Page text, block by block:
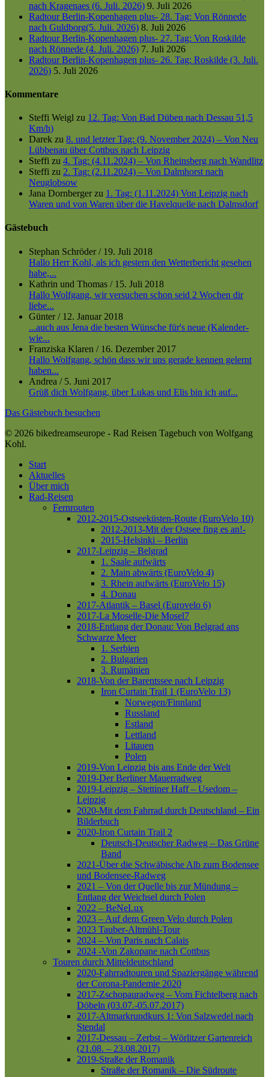
nach Kragenaes (6. Juli. 2026) 9. Juli 2026
Radtour Berlin-Kopenhagen plus- 28. Tag: Von Rönnede
nach Guldborg(5. Juli. 2026) 8. Juli 2026
Radtour Berlin-Kopenhagen plus- 27. Tag: Von Roskilde
nach Rönnede (4. Juli. 2026) 7. Juli 2026
Radtour Berlin-Kopenhagen plus- 26. Tag: Roskilde (3. Juli.
2026) 5. Juli 2026
Kommentare
Steffi Weigl zu 12. Tag: Von Bad Düben nach Dessau 51,5
Km/h)
Darek zu 8. und letzter Tag: (9. November 2024) – Von Neu
Lübbenau über Cottbus nach Leipzig
Steffi zu 4. Tag: (4.11.2024) – Von Rheinsberg nach Wandlitz
Steffi zu 2. Tag: (2.11.2024) – Von Dalmhorst nach
Neuglobsow
Jana Dornbergerzu 1. Tag: (1.11.2024) Von Leipzig nach
Waren und von Waren über die Havelquelle nach Dalmsdorf
Gästebuch
Stephan Schröder/ 19. Juli 2018
Hallo Herr Kohl, als ich gestern den Wetterbericht gesehen
habe,...
Kathrin und Thomas / 15. Juli 2018
Hallo Wolfgang, wir versuchen schon seid 2 Wochen dir
liebe...
Günter/ 12. Januar 2018
...auch aus Jena die besten Wünsche für's neue (Kalender-
wie...
Franziska Klaren / 16. Dezember 2017
Hallo Wolfgang, schön dass wir uns gerade kennen gelernt
haben...
Andrea / 5. Juni 2017
Grüß dich Wolfgang, über Lukas und Elis bin ich auf...
Das Gästebuch besuchen
© 2026 bikedreamseurope - Rad Reisen Tagebuch von Wolfgang
Kohl.
Close
Menu
Start
Aktuelles
Über mich
Rad-Reisen
Fernrouten
2012-2015-Ostseeküsten-Route (EuroVelo 10)
2012-2013-Mit der Ostsee fing es an!-
2015-Helsinki – Berlin
2017-Leipzig – Belgrad
1. Saale aufwärts
2. Main abwärts (EuroVelo 4)
3. Rhein aufwärts (EuroVelo 15)
4. Donau
2017-Atlantik – Basel (Eurovelo 6)
2017-La Moselle-Die Mosel7
2018-Entlang der Donau: Von Belgrad ans
Schwarze Meer
1. Serbien
2. Bulgarien
3. Rumänien
2018-Von der Barentssee nach Leipzig
Iron Curtain Trail 1 (EuroVelo 13)
Norwegen/Finnland
Russland
Estland
Lettland
Litauen
Polen
2019-Von Leipzig bis ans Ende der Welt
2019-Der Berliner Mauerradweg
2019-Leipzig – Stettiner Haff – Usedom –
Leipzig
2020-Mit dem Fahrrad durch Deutschland – Ein
Bilderbuch
2020-Iron Curtain Trail 2
Deutsch-Deutscher Radweg – Das Grüne
Band
2021-Über die Schwäbische Alb zum Bodensee
und Bodensee-Radweg
2021 – Von der Quelle bis zur Mündung –
Entlang der Weichsel durch Polen
2022 – BeNeLux
2023 – Auf dem Green Velo durch Polen
2023 Tauber-Altmühl-Tour
2024 – Von Paris nach Calais
2024 -Von Zakopane nach Cottbus
Touren durch Mitteldeutschland
2020-Fahrradtouren und Spaziergänge während
der Corona-Pandemie 2020
2017-Zschopauradweg – Vom Fichtelberg nach
Döbeln (03.07.-05.07.2017)
2017-Altmarkrundkurs 1: Von Salzwedel nach
Stendal
2017-Dessau – Zerbst – Wörlitzer Gartenreich
(21.08. – 23.08.2017)
2019-Straße der Romanik
Straße der Romanik – Die Südroute